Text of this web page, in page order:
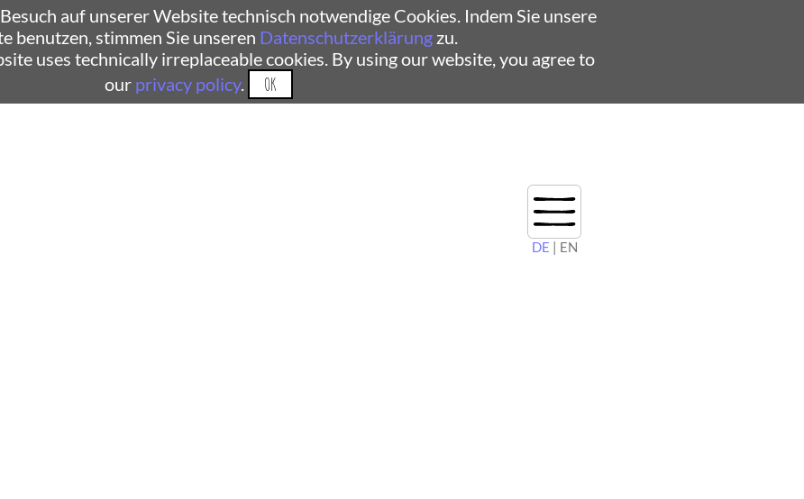
auf unserer Website technisch notwendige Cookies. Indem Sie unsere
benutzen, stimmen Sie unseren Datenschutzerklärung zu.
uses technically irreplaceable cookies. By using our website, you agree to
our privacy policy. OK
DE | EN